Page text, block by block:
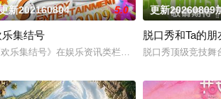
店打卡，以真诚、真实、真探究的形式，呈现火爆
一一档日播的“语言类”栏目。“强力推出”第一时段
新202160804 5.0
乐集结号
欢乐集结号》在娱乐资讯类栏目中一枝独秀，领跑
更新20260809
脱口秀和Ta的
脱口秀顶级竞技舞